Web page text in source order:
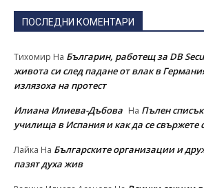
ПОСЛЕДНИ КОМЕНТАРИ
Тихомир На Българин, работещ за DB
живота си след падане от влак в
излязоха на протест
Илиана Илиева-Дъбова На Пълен
училища в Испания и как да се свържете
Лайка На Българските организации и
пазят духа жив